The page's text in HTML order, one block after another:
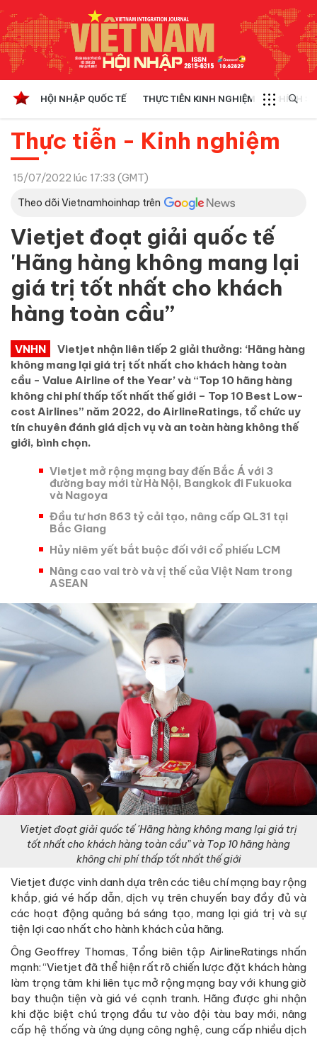
HỘI NHẬP QUỐC TẾ THỰC TIỄN KINH NGHIỆM CHÍNH
Thực tiễn - Kinh nghiệm
15/07/2022 lúc 17:33 (GMT)
Theo dõi Vietnamhoinhap trên
Vietjet đoạt giải quốc tế
'Hãng hàng không mang lại
giá trị tốt nhất cho khách
hàng toàn cầu”
VNHN
Vietjet nhận liên tiếp 2 giải thưởng: ‘Hãng hàng
không mang lại giá trị tốt nhất cho khách hàng toàn
cầu - Value Airline of the Year’ và “Top 10 hãng hàng
không chi phí thấp tốt nhất thế giới – Top 10 Best Low-
cost Airlines” năm 2022, do AirlineRatings, tổ chức uy
tín chuyên đánh giá dịch vụ và an toàn hàng không thế
giới, bình chọn.
Vietjet mở rộng mạng bay đến Bắc Á với 3
đường bay mới từ Hà Nội, Bangkok đi Fukuoka
và Nagoya
Đầu tư hơn 863 tỷ cải tạo, nâng cấp QL31 tại
Bắc Giang
Hủy niêm yết bắt buộc đối với cổ phiếu LCM
Nâng cao vai trò và vị thế của Việt Nam trong
ASEAN
Vietjet đoạt giải quốc tế 'Hãng hàng không mang lại giá trị
tốt nhất cho khách hàng toàn cầu” và Top 10 hãng hàng
không chi phí thấp tốt nhất thế giới
Vietjet được vinh danh dựa trên các tiêu chí mạng bay rộng
khắp, giá vé hấp dẫn, dịch vụ trên chuyến bay đầy đủ và
các hoạt động quảng bá sáng tạo, mang lại giá trị và sự
tiện lợi cao nhất cho hành khách của hãng.
Ông Geoffrey Thomas, Tổng biên tập AirlineRatings nhấn
mạnh: “Vietjet đã thể hiện rất rõ chiến lược đặt khách hàng
làm trọng tâm khi liên tục mở rộng mạng bay với khung giờ
bay thuận tiện và giá vé cạnh tranh. Hãng được ghi nhận
khi đặc biệt chú trọng đầu tư vào đội tàu bay mới, nâng
cấp hệ thống và ứng dụng công nghệ, cung cấp nhiều dịch